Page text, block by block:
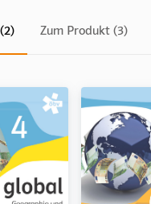
Zum Produkt (3)